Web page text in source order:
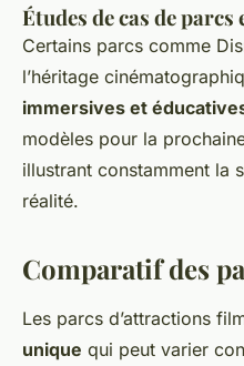
Études de cas de
Certains parcs comme
l’héritage
immersives et
modèles pour la
illustrant constamment la
réalité.
Comparatif des
Les parcs d’attractions
unique qui peut varier